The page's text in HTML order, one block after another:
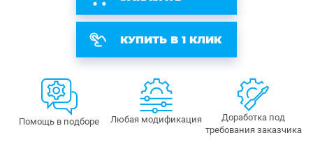
КУПИТЬ В 1 КЛИК
Помощь в подборе Любая модификация
Доработка под
требования заказчика